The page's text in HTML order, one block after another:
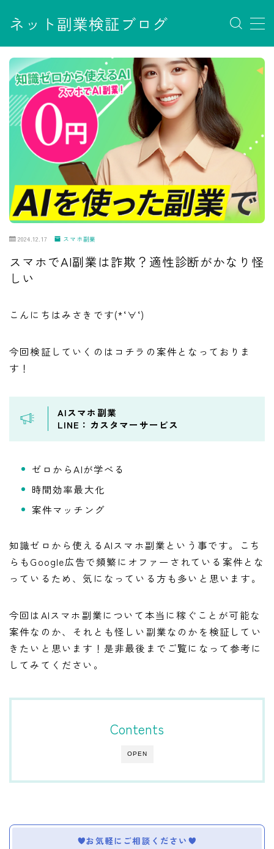
ネット副業検証ブログ
MENU
お問い合わせ
サイトマップ
デモプリセット記事 #7
デモプリセット記事 Part07
フロントページ
プライバシーポリシー
免責事項
利用規約／特定商取引法に基づく表記
有料記事の決済完了ページ
運営者情報
2024.12.17 スマホ副業
スマホでAI副業は詐欺？適性診断がかなり怪
しい
こんにちはみさきです(*‘∀‘)
今回検証していくのはコチラの案件となっておりま
す！
AIスマホ副業
LINE：カスタマーサービス
ゼロからAIが学べる
時間効率最大化
案件マッチング
知識ゼロから使えるAIスマホ副業という事です。こち
らもGoogle広告で頻繁にオファーされている案件とな
っているため、気になっている方も多いと思います。
今回はAIスマホ副業について本当に稼ぐことが可能な
案件なのか、それとも怪しい副業なのかを検証してい
きたいと思います！是非最後までご覧になって参考に
してみてください。
OPEN
Contents
お気軽にご相談ください